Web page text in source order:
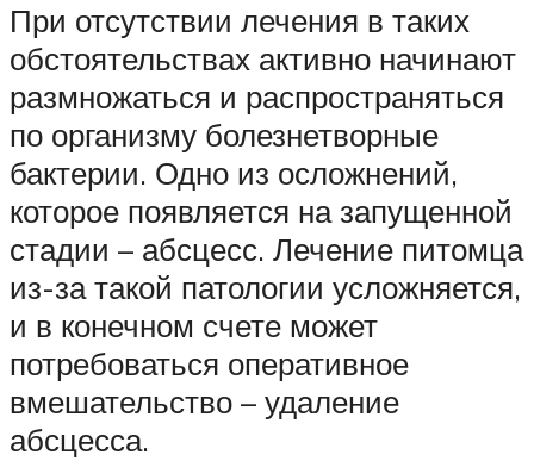
При отсутствии лечения в таких
обстоятельствах активно начинают
размножаться и распространяться
по организму болезнетворные
бактерии. Одно из осложнений,
которое появляется на запущенной
стадии – абсцесс. Лечение питомца
из-за такой патологии усложняется,
и в конечном счете может
потребоваться оперативное
вмешательство – удаление
абсцесса.